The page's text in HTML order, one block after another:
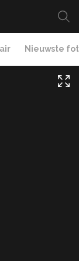
Nieuwste